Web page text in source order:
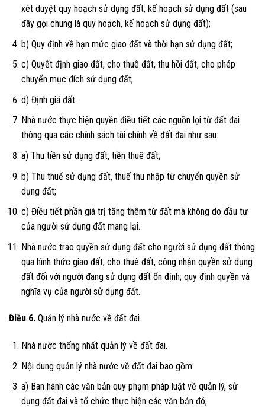
xét duyệt quy hoạch sử dụng đất, kế hoạch sử dụng đất (sau
đây gọi chung là quy hoạch, kế hoạch sử dụng đất);
b) Quy định về hạn mức giao đất và thời hạn sử dụng đất;
c) Quyết định giao đất, cho thuê đất, thu hồi đất, cho phép
chuyển mục đích sử dụng đất;
d) Định giá đất.
Nhà nước thực hiện quyền điều tiết các nguồn lợi từ đất đai
thông qua các chính sách tài chính về đất đai như sau:
a) Thu tiền sử dụng đất, tiền thuê đất;
b) Thu thuế sử dụng đất, thuế thu nhập từ chuyển quyền sử
dụng đất;
c) Điều tiết phần giá trị tăng thêm từ đất mà không do đầu tư
của người sử dụng đất mang lại.
Nhà nước trao quyền sử dụng đất cho người sử dụng đất thông
qua hình thức giao đất, cho thuê đất, công nhận quyền sử dụng
đất đối với người đang sử dụng đất ổn định; quy định quyền và
nghĩa vụ của người sử dụng đất.
Điều 6. Quản lý nhà nước về đất đai
Nhà nước thống nhất quản lý về đất đai.
Nội dung quản lý nhà nước về đất đai bao gồm:
a) Ban hành các văn bản quy phạm pháp luật về quản lý, sử
dụng đất đai và tổ chức thực hiện các văn bản đó;